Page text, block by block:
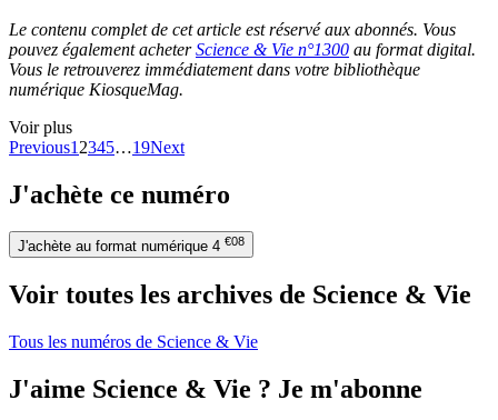
Le contenu complet de cet article est réservé aux abonnés. Vous
pouvez également acheterScience & Vie n°1300 au format digital.
Vous le retrouverez immédiatement dans votre bibliothèque
numérique KiosqueMag.
Voir plus
Previous1 2345…19Next
J'achète ce numéro
J'achète au format numérique 4 €08
Voir toutes les archives de Science & Vie
Tous les numéros de Science & Vie
J'aime Science & Vie ? Je m'abonne